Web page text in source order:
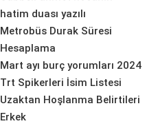
hatim duası yazılı
Metrobüs Durak Süresi
Hesaplama
Mart ayı burç yorumları 2024
Trt Spikerleri İsim Listesi
Uzaktan Hoşlanma Belirtileri
Erkek